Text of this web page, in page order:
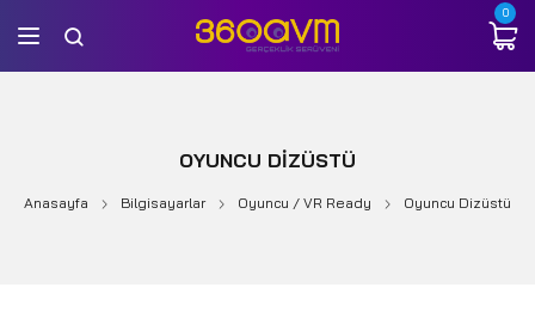
0
OYUNCU DIZÜSTÜ
Anasayfa Bilgisayarlar Oyuncu / VR Ready Oyuncu Dizüstü